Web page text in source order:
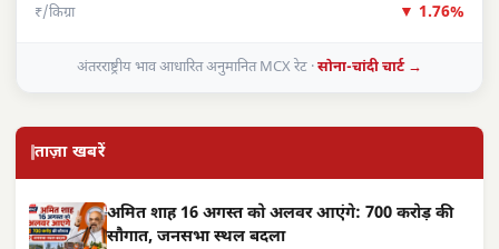
₹/किग्रा ▼ 1.76%
अंतरराष्ट्रीय भाव आधारित अनुमानित MCX रेट ·सोना-चांदी चार्ट →
ताज़ा खबरें
अमित शाह 16 अगस्त को अलवर आएंगे: 700 करोड़ की
सौगात, जनसभा स्थल बदला